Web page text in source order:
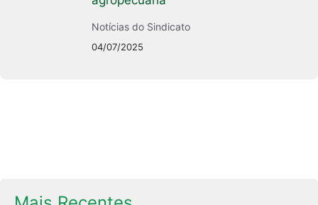
Notícias do Sindicato
04/07/2025